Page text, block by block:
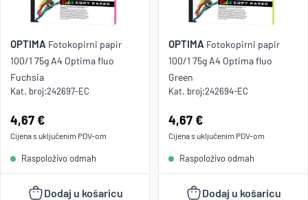
OPTIMA Fotokopirni papir
100/1 75g A4 Optima fluo
Fuchsia
Kat. broj:242697-EC
Cijena:
4,67 €
Cijena s uključenim PDV-om
Raspoloživo odmah
Dodaj u košaricu
OPTIMA Fotokopirni papir
100/1 75g A4 Optima fluo
Green
Kat. broj:242694-EC
Cijena:
4,67 €
Cijena s uključenim PDV-om
Raspoloživo odmah
Dodaj u košaricu